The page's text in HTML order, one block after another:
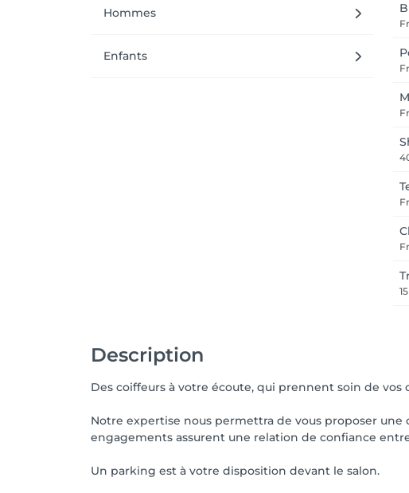
Hommes
Enfants
Description
Des coiffeurs à votre écoute, qui prennent soin de
Notre expertise nous permettra de vous proposer
engagements assurent une relation de confiance
Un parking est à votre disposition devant le salon.